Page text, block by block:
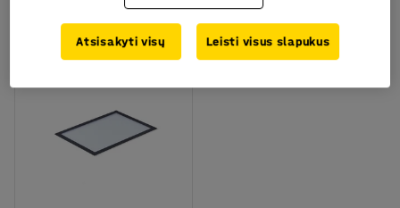
1 produktų/ai
Atsisakyti visų Leisti visus slapukus